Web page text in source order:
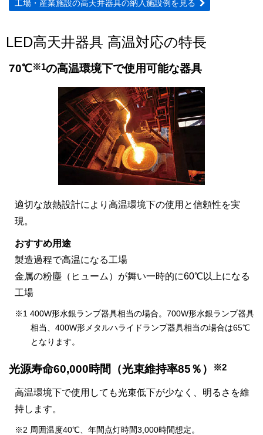
工場・産業施設の高天井器具の納入施設例を見る
LED高天井器具 高温対応の特長
70℃※1の高温環境下で使用可能な器具
適切な放熱設計により高温環境下の使用と信頼性を実
現。
おすすめ用途
製造過程で高温になる工場
金属の粉塵（ヒューム）が舞い一時的に60℃以上になる
工場
※1 400W形水銀ランプ器具相当の場合。700W形水銀ランプ器具
相当、400W形メタルハライドランプ器具相当の場合は65℃
となります。
光源寿命60,000時間（光束維持率85％） ※2
高温環境下で使用しても光束低下が少なく、明るさを維
持します。
※2 周囲温度40℃、年間点灯時間3,000時間想定。